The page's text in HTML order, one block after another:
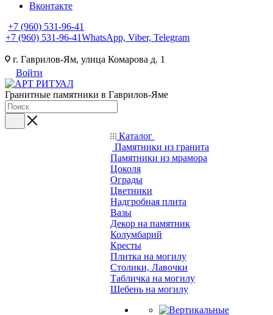
Вконтакте
+7 (960) 531-96-41
+7 (960) 531-96-41WhatsApp, Viber, Telegram
г. Гаврилов-Ям, улица Комарова д. 1
Войти
Гранитные памятники в Гаврилов-Яме
Каталог
Памятники из гранита
Памятники из мрамора
Цоколя
Ограды
Цветники
Надгробная плита
Вазы
Декор на памятник
Колумбарий
Кресты
Плитка на могилу
Столики, Лавочки
Табличка на могилу
Щебень на могилу